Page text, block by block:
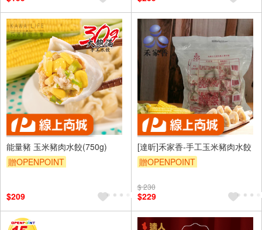
能量豬 玉米豬肉水餃(750g)
贈OPENPOINT
$209
[達昕]禾家香-手工玉米豬肉水餃
贈OPENPOINT
$ 230
$229